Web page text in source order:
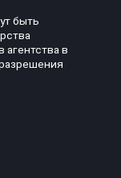
быть
агентства в